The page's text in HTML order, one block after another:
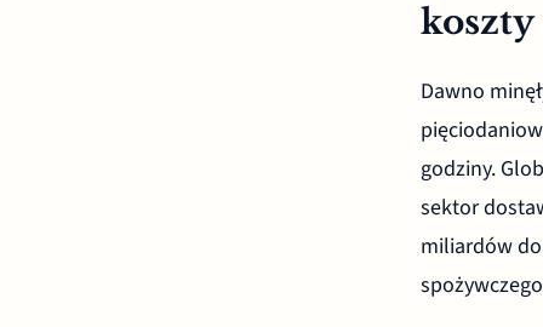
koszty
Dawno
godziny.
sektor
miliardów